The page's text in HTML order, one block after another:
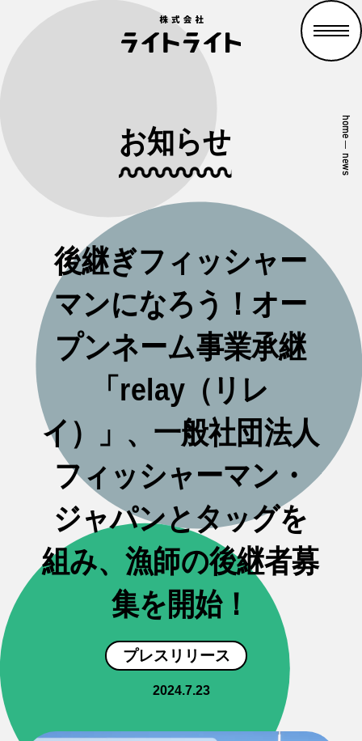
お知らせ
後継ぎフィッシャー
マンになろう！オー
プンネーム事業承継
「relay（リレ
イ）」、一般社団法人
フィッシャーマン・
ジャパンとタッグを
組み、漁師の後継者募
集を開始！
プレスリリース
2024.7.23
home
—
news